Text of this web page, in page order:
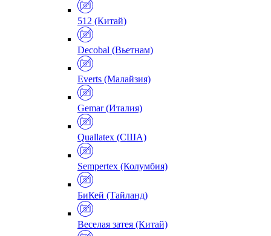
512 (Китай)
Decobal (Вьетнам)
Everts (Малайзия)
Gemar (Италия)
Quallatex (США)
Sempertex (Колумбия)
БиКей (Тайланд)
Веселая затея (Китай)